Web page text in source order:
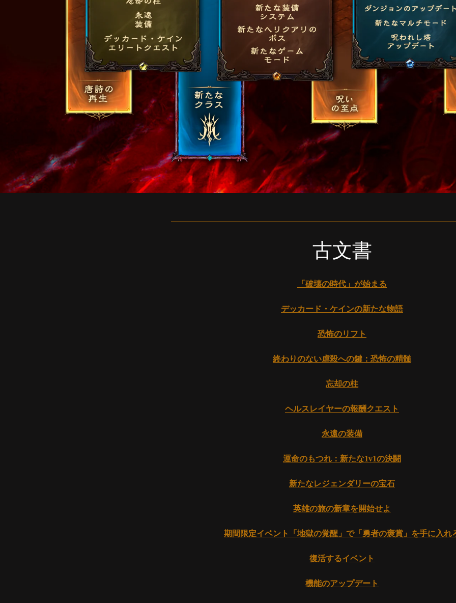
古文書
「破壊の時代」が始まる
デッカード・ケインの新たな物語
恐怖のリフト
終わりのない虐殺への鍵：恐怖の精髄
忘却の柱
ヘルスレイヤーの報酬クエスト
永遠の装備
運命のもつれ：新たな1v1の決闘
新たなレジェンダリーの宝石
英雄の旅の新章を開始せよ
期間限定イベント「地獄の覚醒」で「勇者の褒賞」を手に入れ
復活するイベント
機能のアップデート